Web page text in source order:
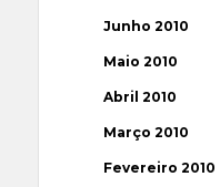
Junho 2010
Maio 2010
Abril 2010
Março 2010
Fevereiro 2010